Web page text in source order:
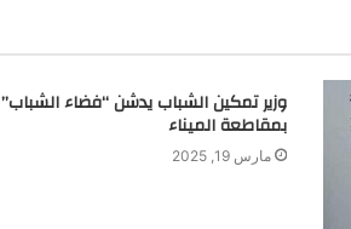
وزير تمكين الشباب يدشن “فضاء الشباب”
بمقاطعة الميناء
مارس 19, 2025